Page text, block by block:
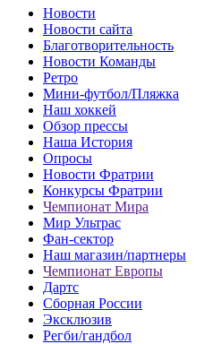
Новости
Новости сайта
Благотворительность
Новости Команды
Ретро
Мини-футбол/Пляжка
Наш хоккей
Обзор прессы
Наша История
Опросы
Новости Фратрии
Конкурсы Фратрии
Чемпионат Мира
Мир Ультрас
Фан-cектор
Наш магазин/партнеры
Чемпионат Европы
Дартс
Сборная России
Эксклюзив
Регби/гандбол